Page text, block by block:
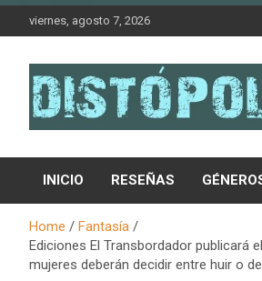
Skip
viernes, agosto 7, 2026
Distópolis
INICIO RESEÑAS
Home
Fantasía
Ediciones El Transbordador publicará
mujeres deberán decidir entre huir o